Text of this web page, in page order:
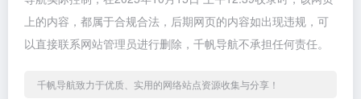
上的内容，都属于合规合法，后期网页的内容如出现违规，可
以直接联系网站管理员进行删除，千帆导航不承担任何责任。
千帆导航致力于优质、实用的网络站点资源收集与分享！